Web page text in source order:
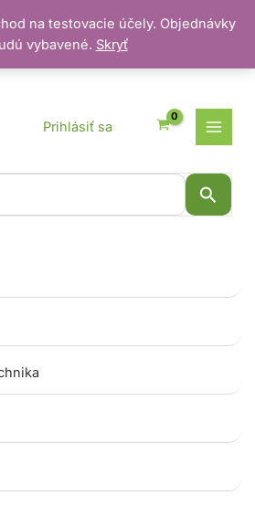
na testovacie účely. Objednávky
vybavené. Skryť
Prihlásiť sa